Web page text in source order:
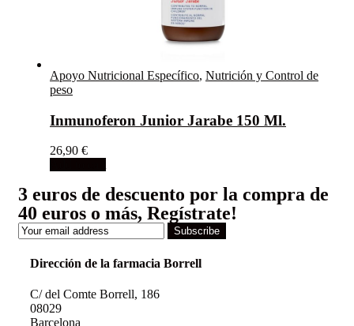
Apoyo Nutricional Específico, Nutrición y Control de
peso
Inmunoferon Junior Jarabe 150 Ml.
26,90 €
3 euros de descuento por la compra de
40 euros o más, Regístrate!
Subscribe
Dirección de la farmacia Borrell
C/ del Comte Borrell, 186
08029
Barcelona